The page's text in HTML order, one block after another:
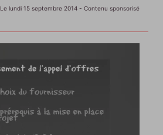
Le lundi 15 septembre 2014 - Contenu sponsorisé